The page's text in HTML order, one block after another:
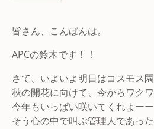
皆さん、こんばんは。
APCの鈴木です！！
さて、いよいよ明日はコスモス
秋の開花に向けて、今からワク
今年もいっぱい咲いてくれよーー
そう心の中で叫ぶ管理人であっ